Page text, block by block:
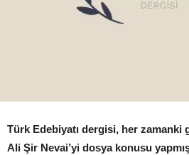
Türk Edebiyatı dergisi, her zamanki
Ali Şir Nevai’yi dosya konusu